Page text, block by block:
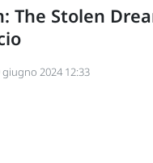
The Stolen
giugno 2024 12:33